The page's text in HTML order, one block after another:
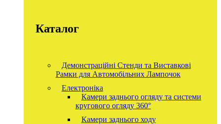
Каталог
Демонстраційні Стенди та Виставкові
Рамки для Автомобільних Лампочок
Електроніка
Камери заднього огляду та системи
кругового огляду 360°
Камери заднього ходу